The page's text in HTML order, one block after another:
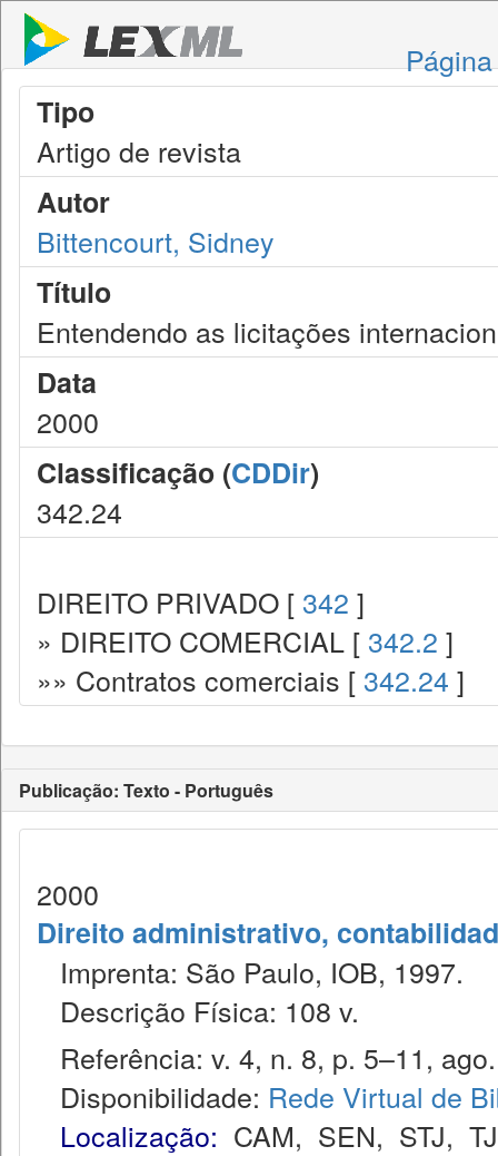
Tipo
Artigo de revista
Autor
Bittencourt, Sidney
Título
Entendendo as licitações
Data
2000
Classificação (CDDir)
342.24
DIREITO PRIVADO [ 342 ]
» DIREITO COMERCIAL [ 342.2 ]
»» Contratos comerciais [ 342.24 ]
Publicação: Texto - Português
2000
Direito administrativo,
Imprenta: São Paulo, IOB, 1997.
Descrição Física: 108 v.
Referência: v. 4, n. 8, p. 5–11,
Disponibilidade: Rede Virtual de
Localização: CAM, SEN, STJ,